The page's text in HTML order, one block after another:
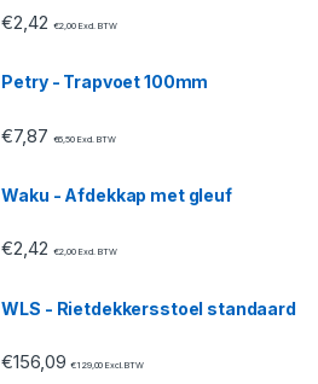
€2,42 €2,00Excl. BTW
Petry - Trapvoet 100mm
€7,87 €6,50Excl. BTW
Waku - Afdekkap met gleuf
€2,42 €2,00Excl. BTW
WLS - Rietdekkersstoel standaard
€156,09 €129,00 Excl. BTW